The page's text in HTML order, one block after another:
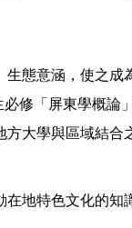
態意涵，使之成
修「屏東學概論
大學與區域結
地特色文化的